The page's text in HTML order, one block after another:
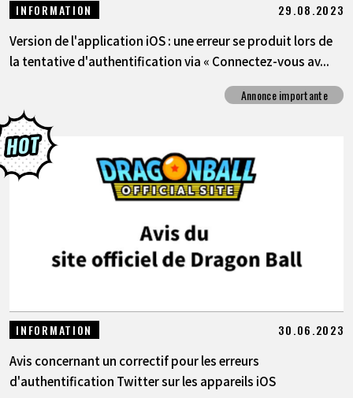
INFORMATION 29.08.2023
Version de l'application iOS : une erreur se produit lors de
la tentative d'authentification via « Connectez-vous av...
Annonce importante
INFORMATION 30.06.2023
Avis concernant un correctif pour les erreurs
d'authentification Twitter sur les appareils iOS